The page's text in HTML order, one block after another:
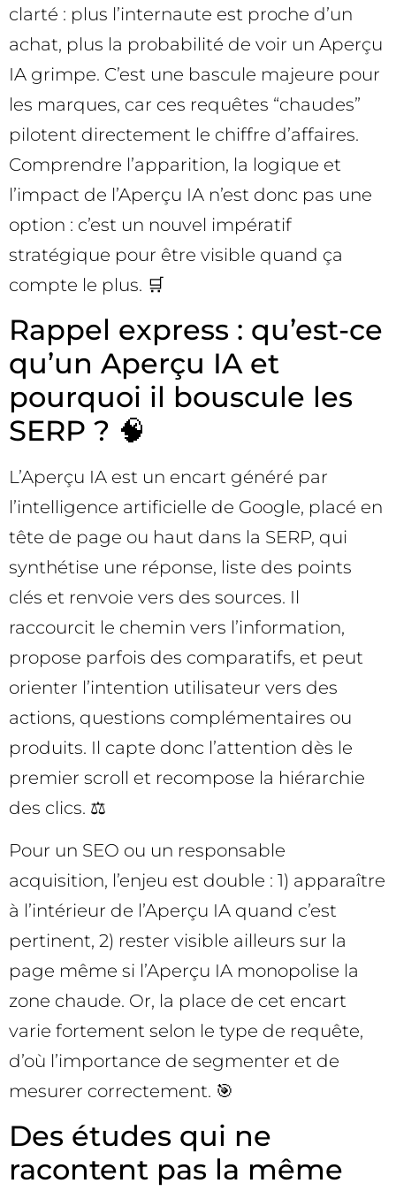
clarté : plus l’internaute est proche d’un
achat, plus la probabilité de voir un Aperçu
IA grimpe. C’est une bascule majeure pour
les marques, car ces requêtes “chaudes”
pilotent directement le chiffre d’affaires.
Comprendre l’apparition, la logique et
l’impact de l’Aperçu IA n’est donc pas une
option : c’est un nouvel impératif
stratégique pour être visible quand ça
compte le plus. 🛒
Rappel express : qu’est-ce
qu’un Aperçu IA et
pourquoi il bouscule les
SERP ? 🧠
L’Aperçu IA est un encart généré par
l’intelligence artificielle de Google, placé en
tête de page ou haut dans la SERP, qui
synthétise une réponse, liste des points
clés et renvoie vers des sources. Il
raccourcit le chemin vers l’information,
propose parfois des comparatifs, et peut
orienter l’intention utilisateur vers des
actions, questions complémentaires ou
produits. Il capte donc l’attention dès le
premier scroll et recompose la hiérarchie
des clics. ⚖️
Pour un SEO ou un responsable
acquisition, l’enjeu est double : 1) apparaître
à l’intérieur de l’Aperçu IA quand c’est
pertinent, 2) rester visible ailleurs sur la
page même si l’Aperçu IA monopolise la
zone chaude. Or, la place de cet encart
varie fortement selon le type de requête,
d’où l’importance de segmenter et de
mesurer correctement. 🎯
Des études qui ne
racontent pas la même